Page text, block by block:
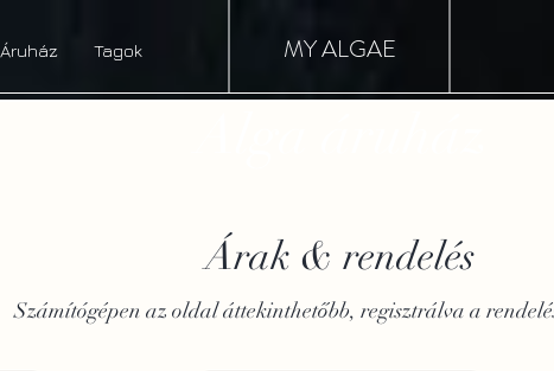
Áruház Tagok MY ALGAE
Árak & rendelés
Számítógépen az oldal áttekinthetőbb, regisztrálva a